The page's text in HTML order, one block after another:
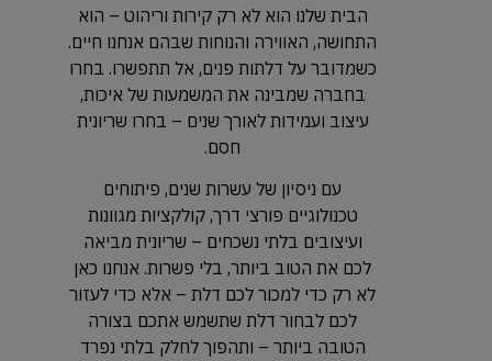
הבית שלנו הוא לא רק קירות וריהוט – הוא
התחושה, האווירה והנוחות שבהם אנחנו חיים.
כשמדובר על דלתות פנים, אל תתפשרו. בחרו
בחברה שמבינה את המשמעות של איכות,
עיצוב ועמידות לאורך שנים – בחרו שריונית
חסם.
עם ניסיון של עשרות שנים, פיתוחים
טכנולוגיים פורצי דרך, קולקציות מגוונות
ועיצובים בלתי נשכחים – שריונית מביאה
לכם את הטוב ביותר, בלי פשרות. אנחנו כאן
לא רק כדי למכור לכם דלת – אלא כדי לעזור
לכם לבחור דלת שתשמש אתכם בצורה
הטובה ביותר – ותהפוך לחלק בלתי נפרד